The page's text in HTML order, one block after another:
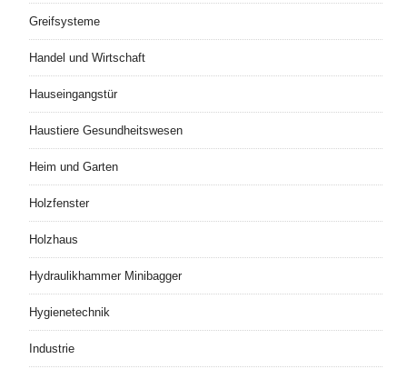
Greifsysteme
Handel und Wirtschaft
Hauseingangstür
Haustiere Gesundheitswesen
Heim und Garten
Holzfenster
Holzhaus
Hydraulikhammer Minibagger
Hygienetechnik
Industrie